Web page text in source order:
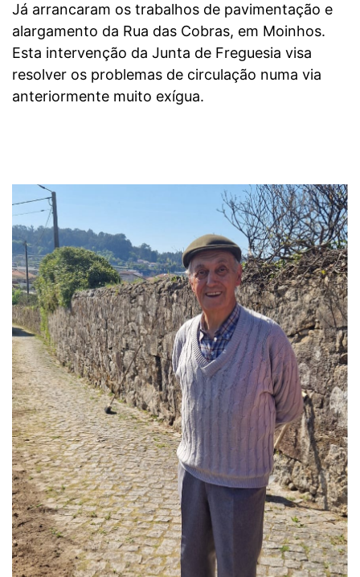
Já arrancaram os trabalhos de pavimentação e
alargamento da Rua das Cobras, em Moinhos.
Esta intervenção da Junta de Freguesia visa
resolver os problemas de circulação numa via
anteriormente muito exígua.